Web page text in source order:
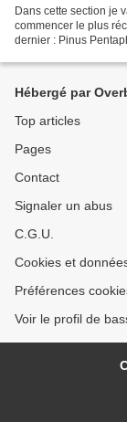
Dans cette section je
commencer le plus
dernier : Pinus
Hébergé par
Top articles
Pages
Contact
Signaler un abus
C.G.U.
Cookies et
Préférences
Voir le profil de